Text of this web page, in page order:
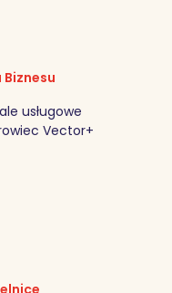
Biznesu
usługowe
Vector+